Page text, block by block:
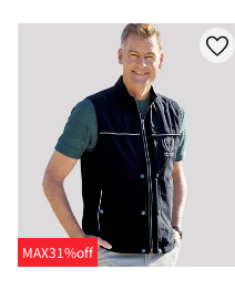
MAX31%off